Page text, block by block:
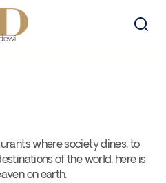
where society dines, to
of the world, here is
on earth.